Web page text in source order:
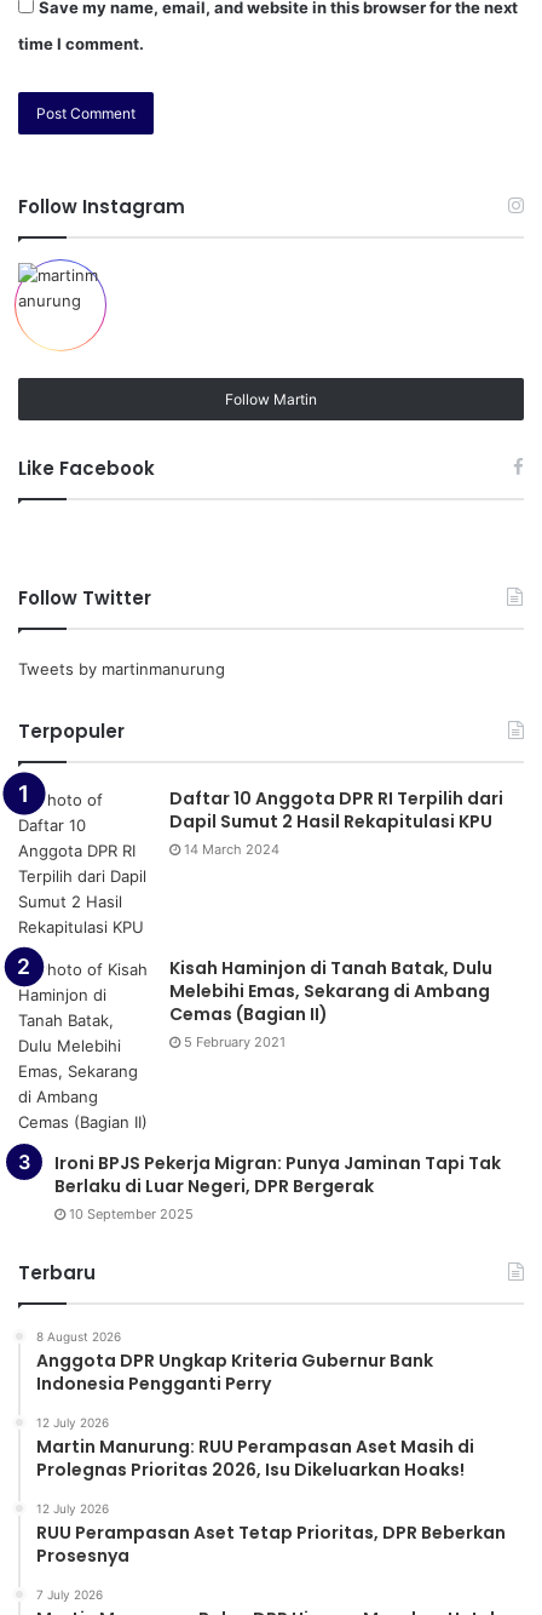
Save my name, email, and website in this browser for the next
time I comment.
Follow Instagram
Follow Martin
Like Facebook
Follow Twitter
Tweets by martinmanurung
Terpopuler
Daftar 10 Anggota DPR RI Terpilih dari
Dapil Sumut 2 Hasil Rekapitulasi KPU
14 March 2024
Kisah Haminjon di Tanah Batak, Dulu
Melebihi Emas, Sekarang di Ambang
Cemas (Bagian II)
5 February 2021
Ironi BPJS Pekerja Migran: Punya Jaminan Tapi Tak
Berlaku di Luar Negeri, DPR Bergerak
10 September 2025
Terbaru
8 August 2026
Anggota DPR Ungkap Kriteria Gubernur Bank
Indonesia Pengganti Perry
12 July 2026
Martin Manurung: RUU Perampasan Aset Masih di
Prolegnas Prioritas 2026, Isu Dikeluarkan Hoaks!
12 July 2026
RUU Perampasan Aset Tetap Prioritas, DPR Beberkan
Prosesnya
7 July 2026